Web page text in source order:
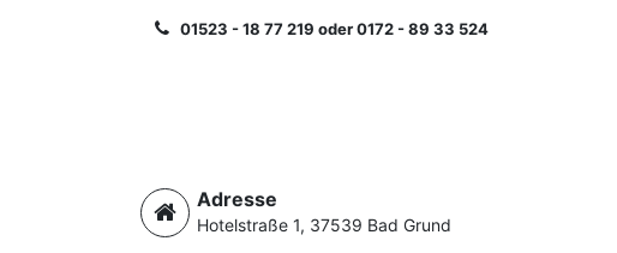
01523 - 18 77 219 oder 0172 - 89 33 524
Adresse
Hotelstraße 1, 37539 Bad Grund